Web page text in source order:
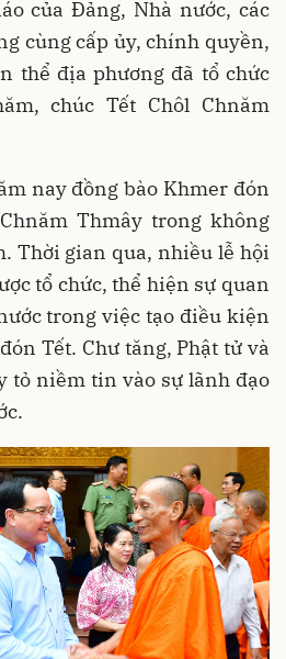
của Đảng, Nhà nước, các
cùng cấp ủy, chính quyền,
thể địa phương đã tổ chức
chúc Tết Chôl Chnăm
nay đồng bào Khmer đón
Thmây trong không
Thời gian qua, nhiều lễ hội
tổ chức, thể hiện sự quan
trong việc tạo điều kiện
Tết. Chư tăng, Phật tử và
tỏ niềm tin vào sự lãnh đạo